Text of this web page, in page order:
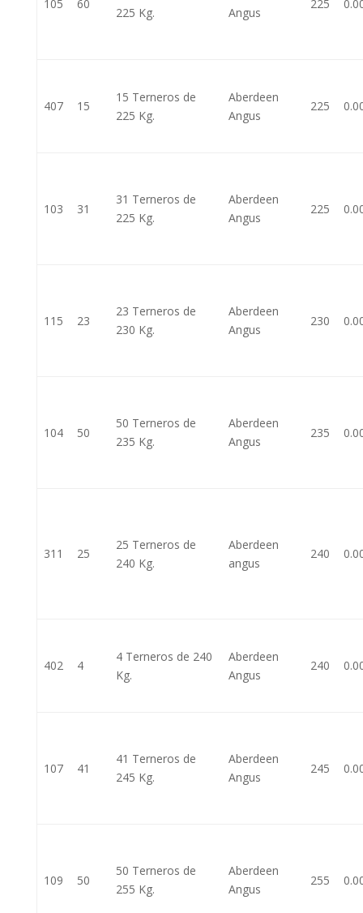
105 60
225 Kg.
Angus
225
407 15
15 Terneros de
225 Kg.
Aberdeen
Angus
225
103 31
31 Terneros de
225 Kg.
Aberdeen
Angus
225
115 23
23 Terneros de
230 Kg.
Aberdeen
Angus
230
104 50
50 Terneros de
235 Kg.
Aberdeen
Angus
235
311 25
25 Terneros de
240 Kg.
Aberdeen
angus
240
402 4
4 Terneros de 240
Kg.
Aberdeen
Angus
240
107 41
41 Terneros de
245 Kg.
Aberdeen
Angus
245
109 50
50 Terneros de
255 Kg.
Aberdeen
Angus
255